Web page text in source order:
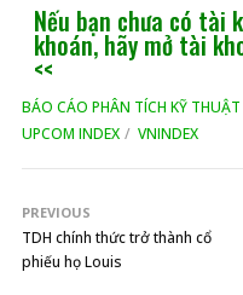
Nếu bạn chưa có tài
khoán, hãy mở tài
<<​
BÁO CÁO PHÂN TÍCH KỸ THUẬT
UPCOM INDEX
VNINDEX
PREVIOUS
TDH chính thức trở thành cổ
phiếu họ Louis